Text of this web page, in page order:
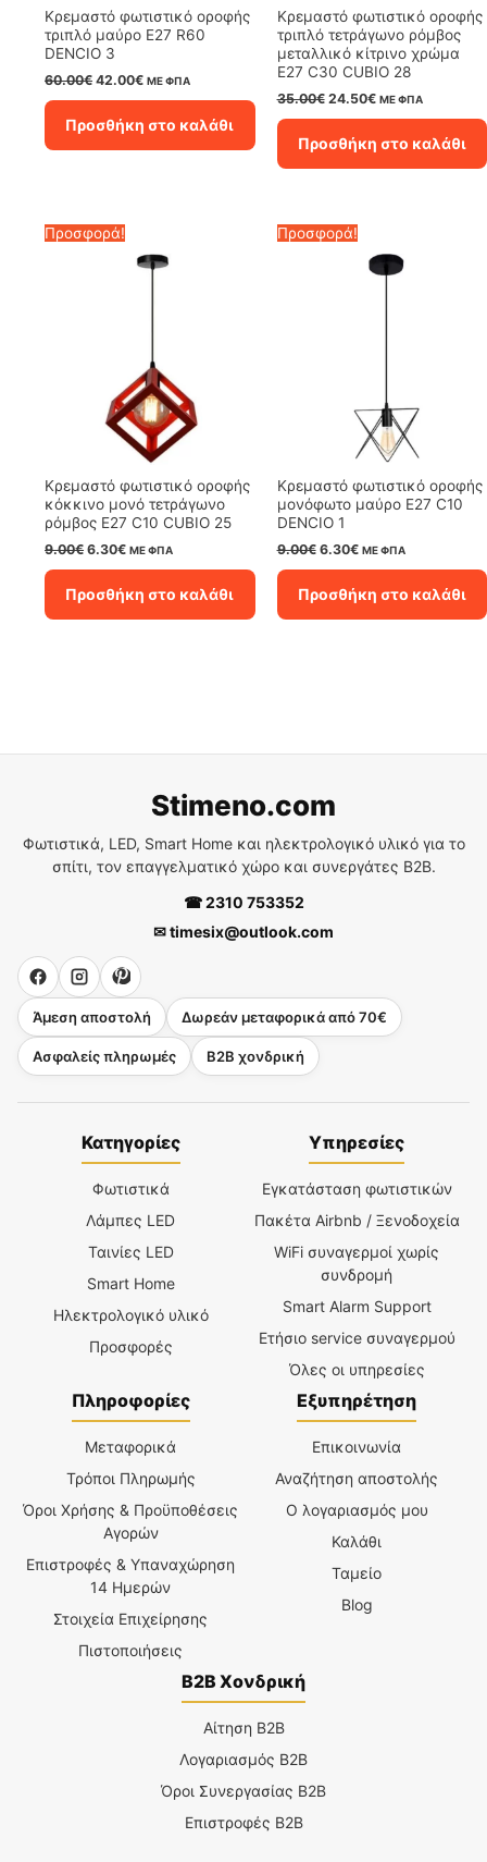
Κρεμαστό φωτιστικό οροφής
τριπλό μαύρο E27 R60
DENCIO 3
60.00€ Original
price
60.00€.
42.00€Η
τρέχουσα
είναι:
42.00€.
ΜΕ ΦΠΑ
Προσθήκη στο καλάθι
Κρεμαστό φωτιστικό οροφής
τριπλό τετράγωνο ρόμβος
μεταλλικό κίτρινο χρώμα
E27 C30 CUBIO 28
35.00€ Original
price
35.00€.
24.50€Η
τρέχουσα
είναι:
24.50€.
ΜΕ ΦΠΑ
Προσθήκη στο καλάθι
Προσφορά!
Κρεμαστό φωτιστικό οροφής
κόκκινο μονό τετράγωνο
ρόμβος Ε27 C10 CUBIO 25
9.00€ Original
9.00€.
6.30€Η
είναι:
6.30€.
ΜΕ ΦΠΑ
Προσθήκη στο καλάθι
Προσφορά!
Κρεμαστό φωτιστικό οροφής
μονόφωτο μαύρο E27 C10
DENCIO 1
9.00€ Original
9.00€.
6.30€Η
είναι:
6.30€.
ΜΕ ΦΠΑ
Προσθήκη στο καλάθι
Stimeno.com
Φωτιστικά, LED, Smart Home και ηλεκτρολογικό υλικό για το
σπίτι, τον επαγγελματικό χώρο και συνεργάτες B2B.
☎ 2310 753352
✉ timesix@outlook.com
Άμεση αποστολή Δωρεάν μεταφορικά από 70€
Ασφαλείς πληρωμές B2B χονδρική
Κατηγορίες
Φωτιστικά
Λάμπες LED
Ταινίες LED
Smart Home
Ηλεκτρολογικό υλικό
Προσφορές
Υπηρεσίες
Εγκατάσταση φωτιστικών
Πακέτα Airbnb / Ξενοδοχεία
WiFi συναγερμοί χωρίς
συνδρομή
Smart Alarm Support
Ετήσιο service συναγερμού
Όλες οι υπηρεσίες
Πληροφορίες
Μεταφορικά
Τρόποι Πληρωμής
Όροι Χρήσης & Προϋποθέσεις
Αγορών
Επιστροφές & Υπαναχώρηση
14 Ημερών
Στοιχεία Επιχείρησης
Πιστοποιήσεις
Εξυπηρέτηση
Επικοινωνία
Αναζήτηση αποστολής
Ο λογαριασμός μου
Καλάθι
Ταμείο
Blog
B2B Χονδρική
Αίτηση B2B
Λογαριασμός B2B
Όροι Συνεργασίας B2B
Επιστροφές B2B